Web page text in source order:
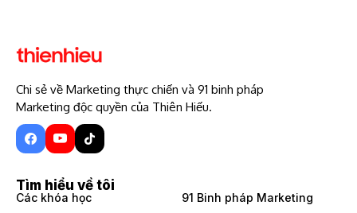
Chi sẻ về Marketing thực chiến và 91 binh pháp
Marketing độc quyền của Thiên Hiếu.
Tìm hiểu về tôi
Các khóa học 91 Binh pháp Marketing